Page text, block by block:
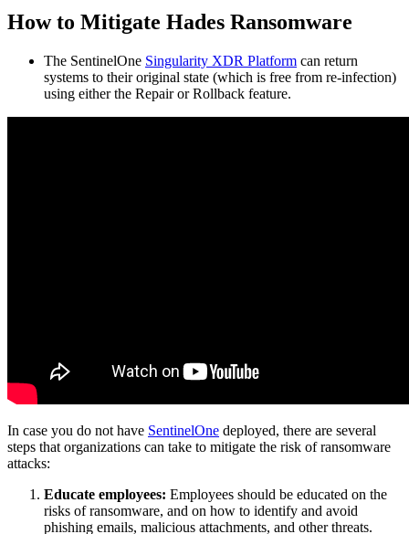
How to Mitigate Hades Ransomware
The SentinelOne Singularity XDR Platform can return
systems to their original state (which is free from re-infection)
using either the Repair or Rollback feature.
In case you do not have SentinelOne deployed, there are several
steps that organizations can take to mitigate the risk of ransomware
attacks:
Educate employees: Employees should be educated on the
risks of ransomware, and on how to identify and avoid
phishing emails, malicious attachments, and other threats.